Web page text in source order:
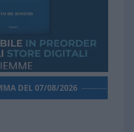
DEL 07/08/2026